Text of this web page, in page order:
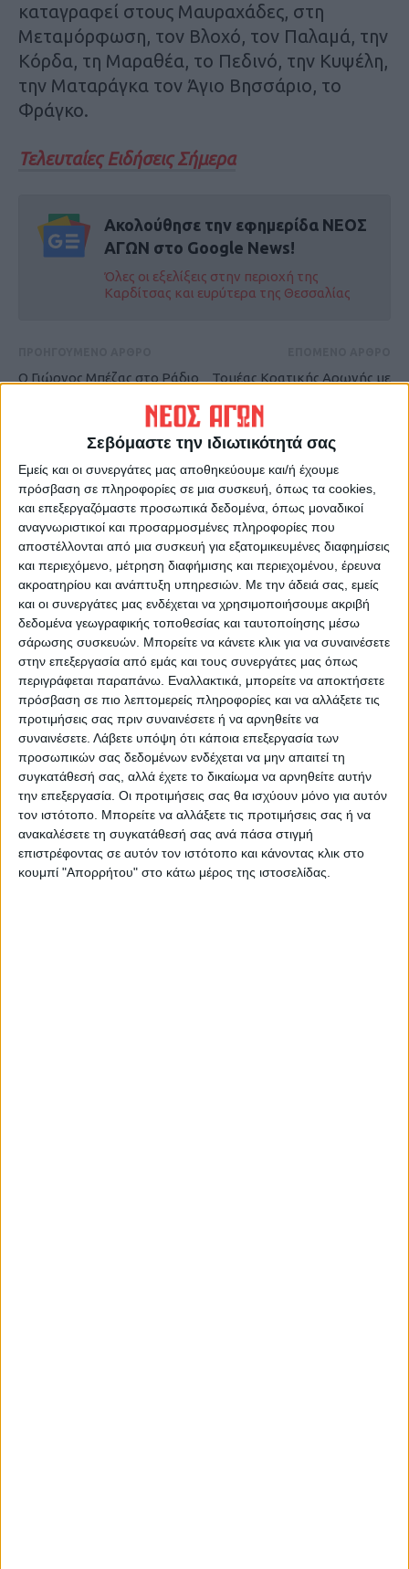
Σεβόμαστε την ιδιωτικότητά σας
Εμείς και οι συνεργάτες μας αποθηκεύουμε και/ή έχουμε
πρόσβαση σε πληροφορίες σε μια συσκευή, όπως τα cookies,
και επεξεργαζόμαστε προσωπικά δεδομένα, όπως μοναδικοί
αναγνωριστικοί και προσαρμοσμένες πληροφορίες που
αποστέλλονται από μια συσκευή για εξατομικευμένες διαφημίσεις
και περιεχόμενο, μέτρηση διαφήμισης και περιεχομένου, έρευνα
ακροατηρίου και ανάπτυξη υπηρεσιών. Με την άδειά σας, εμείς
και οι συνεργάτες μας ενδέχεται να χρησιμοποιήσουμε ακριβή
δεδομένα γεωγραφικής τοποθεσίας και ταυτοποίησης μέσω
σάρωσης συσκευών. Μπορείτε να κάνετε κλικ για να συναινέσετε
στην επεξεργασία από εμάς και τους συνεργάτες μας όπως
περιγράφεται παραπάνω. Εναλλακτικά, μπορείτε να αποκτήσετε
πρόσβαση σε πιο λεπτομερείς πληροφορίες και να αλλάξετε τις
προτιμήσεις σας πριν συναινέσετε ή να αρνηθείτε να
συναινέσετε. Λάβετε υπόψη ότι κάποια επεξεργασία των
προσωπικών σας δεδομένων ενδέχεται να μην απαιτεί τη
συγκατάθεσή σας, αλλά έχετε το δικαίωμα να αρνηθείτε αυτήν
την επεξεργασία. Οι προτιμήσεις σας θα ισχύουν μόνο για αυτόν
τον ιστότοπο. Μπορείτε να αλλάξετε τις προτιμήσεις σας ή να
ανακαλέσετε τη συγκατάθεσή σας ανά πάσα στιγμή
επιστρέφοντας σε αυτόν τον ιστότοπο και κάνοντας κλικ στο
κουμπί "Απορρήτου" στο κάτω μέρος της ιστοσελίδας.
καταγραφεί στους Μαυραχάδες, στη
Μεταμόρφωση, τον Βλοχό, τον Παλαμά, την
Κόρδα, τη Μαραθέα, το Πεδινό, την Κυψέλη,
την Ματαράγκα τον Άγιο Βησσάριο, το
Φράγκο.
Τελευταίες Ειδήσεις Σήμερα
Ακολούθησε την εφημερίδα ΝΕΟΣ
ΑΓΩΝ στο Google News!
Όλες οι εξελίξεις στην περιοχή της
Καρδίτσας και ευρύτερα της Θεσσαλίας
Ο Γιώργος Μπέζας στο Ράδιο
Τομέας Κρατικής Αρωγής με
ΝΕΟΣ ΑΓΩΝ
https://neosagon.gr
Η Αρχαιότερη Καθημερινή Πρωινή Εφημερίδα της Καρδίτσας
ΠΑΡΟΜΟΙΑ ΑΡΘΡΑ